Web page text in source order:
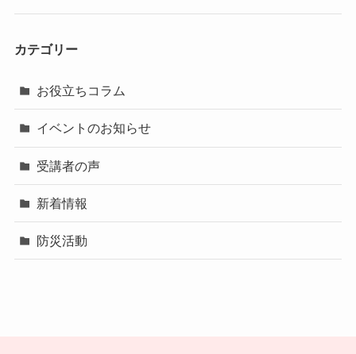
カテゴリー
お役立ちコラム
イベントのお知らせ
受講者の声
新着情報
防災活動